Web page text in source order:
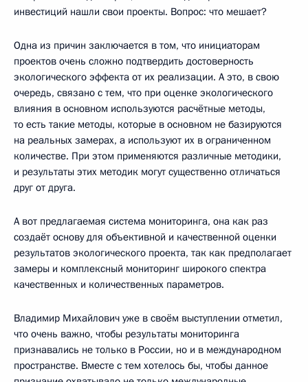
инвестиций нашли свои проекты. Вопрос: что мешает?
Одна из причин заключается в том, что инициаторам
проектов очень сложно подтвердить достоверность
экологического эффекта от их реализации. А это, в свою
очередь, связано с тем, что при оценке экологического
влияния в основном используются расчётные методы,
то есть такие методы, которые в основном не базируются
на реальных замерах, а используют их в ограниченном
количестве. При этом применяются различные методики,
и результаты этих методик могут существенно отличаться
друг от друга.
А вот предлагаемая система мониторинга, она как раз
создаёт основу для объективной и качественной оценки
результатов экологического проекта, так как предполагает
замеры и комплексный мониторинг широкого спектра
качественных и количественных параметров.
Владимир Михайлович уже в своём выступлении отметил,
что очень важно, чтобы результаты мониторинга
признавались не только в России, но и в международном
пространстве. Вместе с тем хотелось бы, чтобы данное